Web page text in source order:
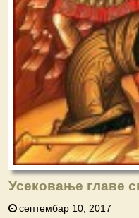
Усековање главе
септембар 10, 2017